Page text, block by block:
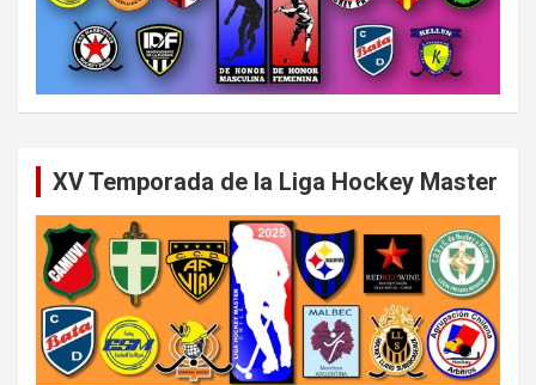
XV Temporada de la Liga Hockey Master